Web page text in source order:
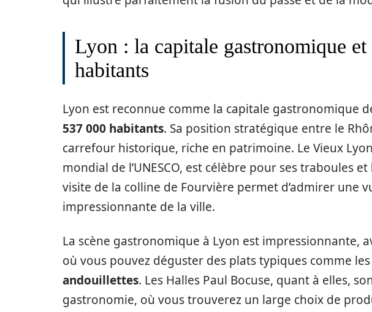
Lyon : la capitale gastronomique et
habitants
Lyon est reconnue comme la capitale gastronomique
537 000 habitants. Sa position stratégique entre le
carrefour historique, riche en patrimoine. Le Vieux
mondial de l’UNESCO, est célèbre pour ses traboules
visite de la colline de Fourvière permet d’admirer une
impressionnante de la ville.
La scène gastronomique à Lyon est impressionnante,
où vous pouvez déguster des plats typiques comme les
andouillettes. Les Halles Paul Bocuse, quant à elles,
gastronomie, où vous trouverez un large choix de